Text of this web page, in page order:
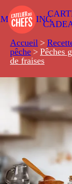
Accueil >
pêche > Pêches
de fraises